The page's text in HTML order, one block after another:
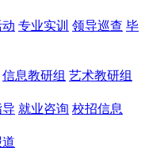
专业实训 领导巡查 毕
信息教研组 艺术教研组
就业咨询 校招信息